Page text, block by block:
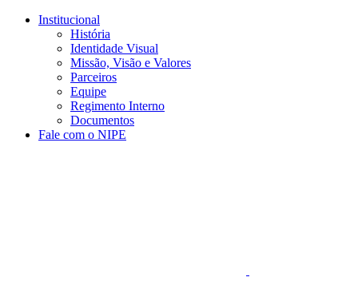
Conteúdo principal
Institucional
História
Identidade Visual
Missão, Visão e Valores
Parceiros
Equipe
Regimento Interno
Documentos
Fale com o NIPE